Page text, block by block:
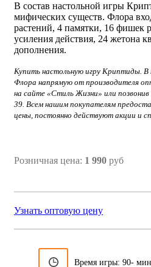
В состав настольной игры
мифических существ. Флора
растений, 4 памятки, 16 фишек
усиления действия, 24 жетона
дополнения.
Купить настольную игру Криптиды. В
Флора напрямую от производителя
на сайте «Стиль Жизни» или
39. Всем нашим покупателям
цены, постоянно действуют акции и
Розничная цена: 1 990 руб
Узнать оптовую цену
Время игры: 90- мин